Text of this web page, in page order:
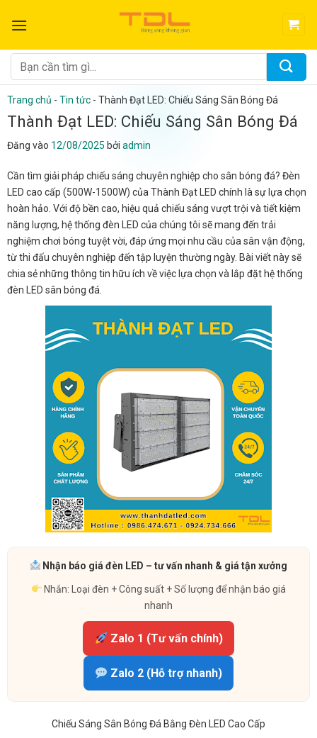
qua
dung
Tìm
kiếm:
Trang chủ - Tin tức - Thành Đạt LED: Chiếu Sáng Sân Bóng Đá
Thành Đạt LED: Chiếu Sáng Sân Bóng Đá
Đăng vào 12/08/2025 bởi admin
Cần tìm giải pháp chiếu sáng chuyên nghiệp cho sân bóng đá? Đèn
LED cao cấp (500W-1500W) của Thành Đạt LED chính là sự lựa chọn
hoàn hảo. Với độ bền cao, hiệu quả chiếu sáng vượt trội và tiết kiệm
năng lượng, hệ thống đèn LED của chúng tôi sẽ mang đến trải
nghiệm chơi bóng tuyệt vời, đáp ứng mọi nhu cầu của sân vận động,
từ thi đấu chuyên nghiệp đến tập luyện thường ngày. Bài viết này sẽ
chia sẻ những thông tin hữu ích về việc lựa chọn và lắp đặt hệ thống
đèn LED sân bóng đá.
Nhận báo giá đèn LED – tư vấn nhanh & giá tận xưởng
Nhắn: Loại đèn + Công suất + Số lượng để nhận báo giá
nhanh
Zalo 1 (Tư vấn chính)
Zalo 2 (Hỗ trợ nhanh)
Chiếu Sáng Sân Bóng Đá Bằng Đèn LED Cao Cấp